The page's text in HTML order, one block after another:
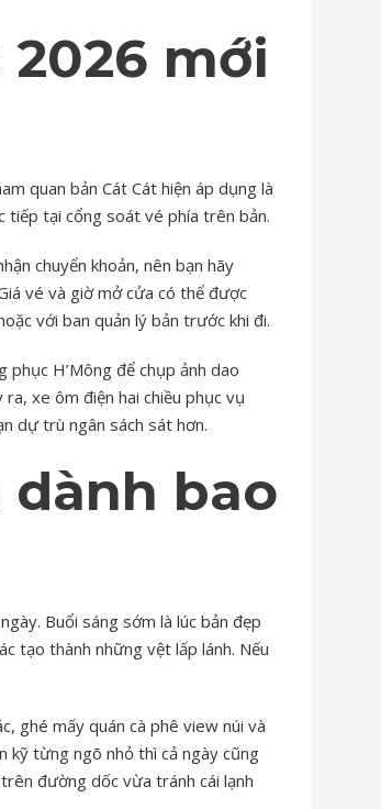
2026 mới
quan bản Cát Cát hiện áp dụng là
tiếp tại cổng soát vé phía trên bản.
chuyển khoản, nên bạn hãy
vé và giờ mở cửa có thể được
với ban quản lý bản trước khi đi.
H’Mông để chụp ảnh dao
xe ôm điện hai chiều phục vụ
dự trù ngân sách sát hơn.
dành bao
Buổi sáng sớm là lúc bản đẹp
tạo thành những vệt lấp lánh. Nếu
ghé mấy quán cà phê view núi và
kỹ từng ngõ nhỏ thì cả ngày cũng
đường dốc vừa tránh cái lạnh